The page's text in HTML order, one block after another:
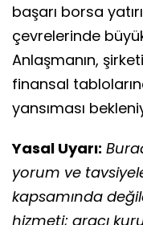
başarı borsa
çevrelerinde
Anlaşmanın,
finansal
yansıması
Yasal Uyarı:
yorum ve
kapsamında
hizmeti; aracı